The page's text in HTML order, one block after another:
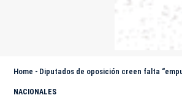
Home - Diputados de oposición creen falta
NACIONALES